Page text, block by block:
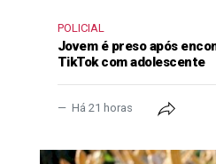
POLICIAL
Jovem é preso após
TikTok com adolescente
Há 21 horas